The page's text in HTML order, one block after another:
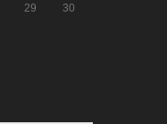
29
30